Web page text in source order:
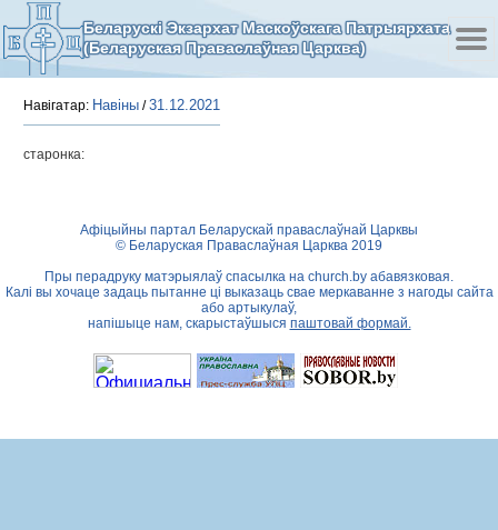
Беларускі Экзархат Маскоўскага Патрыярхата
(Беларуская Праваслаўная Царква)
Навігатар: Навіны /31.12.2021
старонка:
Афіцыйны партал Беларускай праваслаўнай Царквы
© Беларуская Праваслаўная Царква 2019
Пры перадруку матэрыялаў спасылка на church.by абавязковая.
Калі вы хочаце задаць пытанне ці выказаць свае меркаванне з нагоды сайта
або артыкулаў,
напішыце нам, скарыстаўшыся паштовай формай.